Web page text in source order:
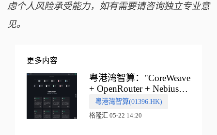
虑个人风险承受能力，如有需要请咨询独立专业意
见。
更多内容
粤港湾智算："CoreWeave
+ OpenRouter + Nebius"
多向融合的中国智算新范
式
粵港灣智算(01396.HK)
格隆汇 05-22 14:20